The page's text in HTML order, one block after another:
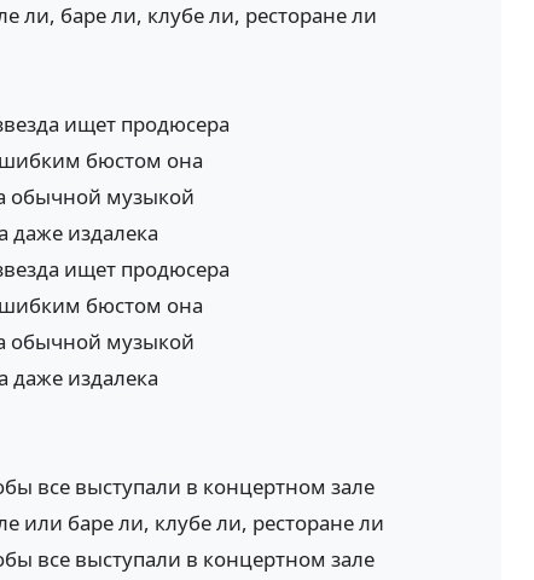
ли, баре ли, клубе ли, ресторане ли
ищет продюсера
бюстом она
обычной музыкой
даже издалека
ищет продюсера
бюстом она
обычной музыкой
даже издалека
все выступали в концертном зале
или баре ли, клубе ли, ресторане ли
все выступали в концертном зале